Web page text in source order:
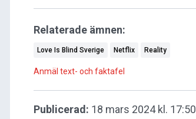
Relaterade ämnen:
Love Is Blind Sverige Netflix Reality
Anmäl text- och faktafel
Publicerad: 18 mars 2024 kl. 17:50